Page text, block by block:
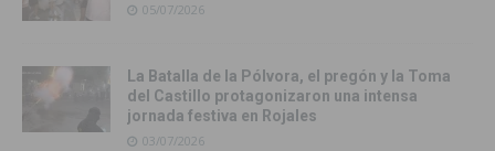
05/07/2026
La Batalla de la Pólvora, el pregón y la Toma
del Castillo protagonizaron una intensa
jornada festiva en Rojales
03/07/2026